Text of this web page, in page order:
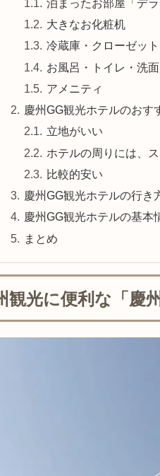
泊まったお部屋「デ
大きなお化粧机
冷蔵庫・クローゼット
お風呂・トイレ・洗
アメニティ
慶州GG観光ホテルのおす
立地がいい
ホテルの周りには、
比較的安い
慶州GG観光ホテルの行き
慶州GG観光ホテルの基本
まとめ
観光に便利な「慶